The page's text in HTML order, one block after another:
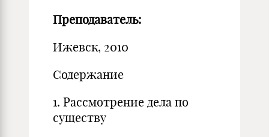
Преподаватель:
Ижевск, 2010
Содержание
1. Рассмотрение дела по
существу